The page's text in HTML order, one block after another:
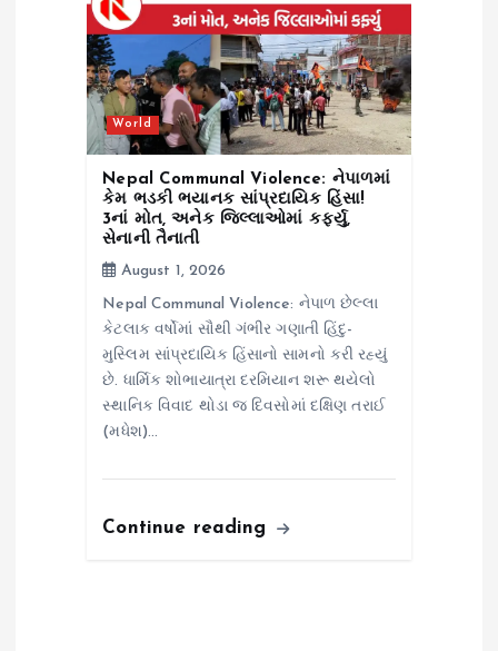
World
Nepal Communal Violence: નેપાળમાં
કેમ ભડકી ભયાનક સાંપ્રદાયિક હિંસા!
3નાં મોત, અનેક જિલ્લાઓમાં કર્ફ્યુ,
સેનાની તૈનાતી
August 1, 2026
Nepal Communal Violence: નેપાળ છેલ્લા
કેટલાક વર્ષોમાં સૌથી ગંભીર ગણાતી હિંદુ-
મુસ્લિમ સાંપ્રદાયિક હિંસાનો સામનો કરી રહ્યું
છે. ધાર્મિક શોભાયાત્રા દરમિયાન શરૂ થયેલો
સ્થાનિક વિવાદ થોડા જ દિવસોમાં દક્ષિણ તરાઈ
(મધેશ)…
Continue reading